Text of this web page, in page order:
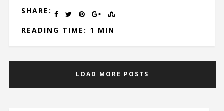
SHARE:
READING TIME: 1 MIN
LOAD MORE POSTS